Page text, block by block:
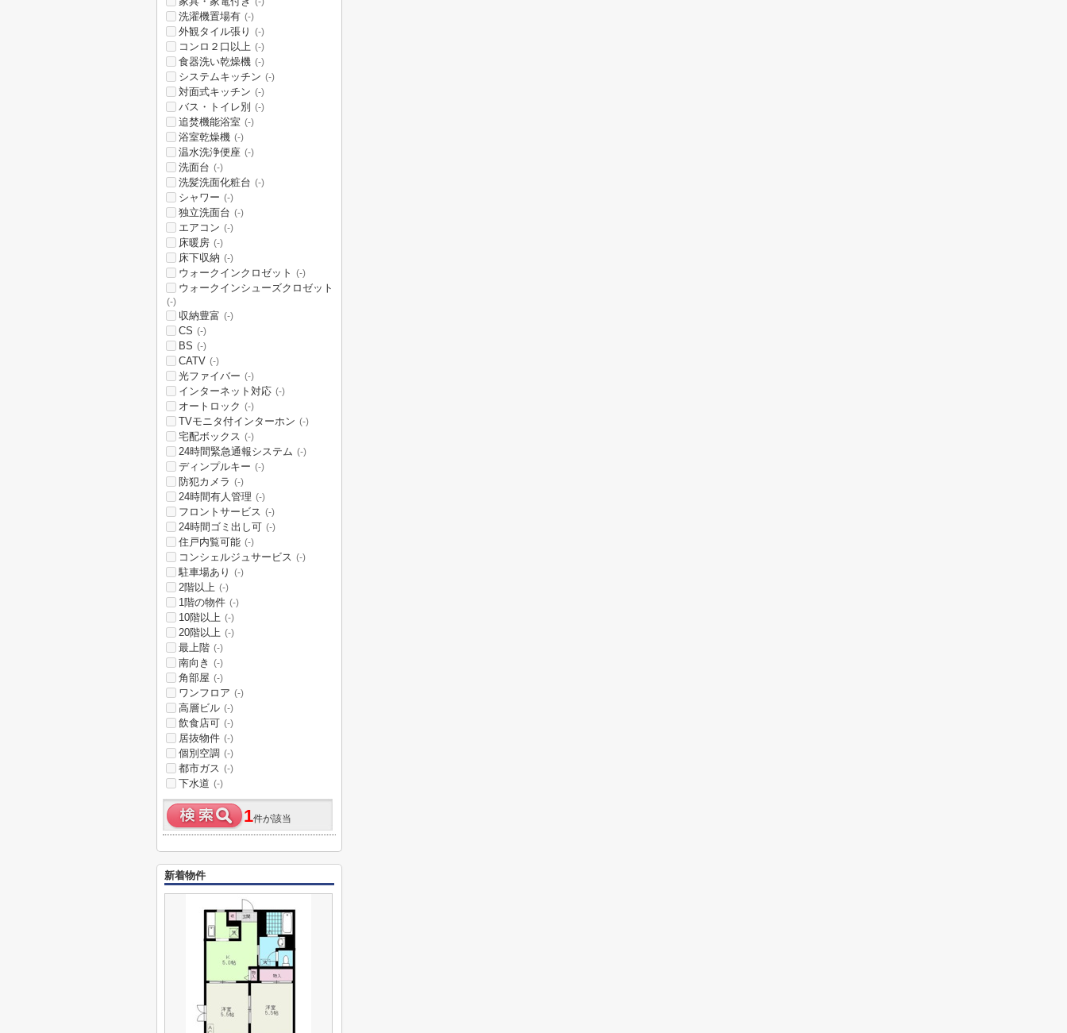
洗濯機置場有 (-)
外観タイル張り (-)
コンロ２口以上 (-)
食器洗い乾燥機 (-)
システムキッチン (-)
対面式キッチン (-)
バス・トイレ別 (-)
追焚機能浴室 (-)
浴室乾燥機 (-)
温水洗浄便座 (-)
洗面台 (-)
洗髪洗面化粧台 (-)
シャワー (-)
独立洗面台 (-)
エアコン (-)
床暖房 (-)
床下収納 (-)
ウォークインクロゼット (-)
ウォークインシューズクロゼット
(-)
収納豊富 (-)
CS (-)
BS (-)
CATV (-)
光ファイバー (-)
インターネット対応 (-)
オートロック (-)
TVモニタ付インターホン (-)
宅配ボックス (-)
24時間緊急通報システム (-)
ディンプルキー (-)
防犯カメラ (-)
24時間有人管理 (-)
フロントサービス (-)
24時間ゴミ出し可 (-)
住戸内覧可能 (-)
コンシェルジュサービス (-)
駐車場あり (-)
2階以上 (-)
1階の物件 (-)
10階以上 (-)
20階以上 (-)
最上階 (-)
南向き (-)
角部屋 (-)
ワンフロア (-)
高層ビル (-)
飲食店可 (-)
居抜物件 (-)
個別空調 (-)
都市ガス (-)
下水道 (-)
1件が該当
新着物件